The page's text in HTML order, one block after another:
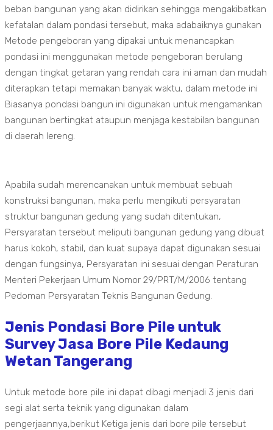
beban bangunan yang akan didirikan sehingga mengakibatkan
kefatalan dalam pondasi tersebut, maka adabaiknya gunakan
Metode pengeboran yang dipakai untuk menancapkan
pondasi ini menggunakan metode pengeboran berulang
dengan tingkat getaran yang rendah cara ini aman dan mudah
diterapkan tetapi memakan banyak waktu, dalam metode ini
Biasanya pondasi bangun ini digunakan untuk mengamankan
bangunan bertingkat ataupun menjaga kestabilan bangunan
di daerah lereng.
Apabila sudah merencanakan untuk membuat sebuah
konstruksi bangunan, maka perlu mengikuti persyaratan
struktur bangunan gedung yang sudah ditentukan,
Persyaratan tersebut meliputi bangunan gedung yang dibuat
harus kokoh, stabil, dan kuat supaya dapat digunakan sesuai
dengan fungsinya, Persyaratan ini sesuai dengan Peraturan
Menteri Pekerjaan Umum Nomor 29/PRT/M/2006 tentang
Pedoman Persyaratan Teknis Bangunan Gedung.
Jenis Pondasi Bore Pile untuk
Survey Jasa Bore Pile Kedaung
Wetan Tangerang
Untuk metode bore pile ini dapat dibagi menjadi 3 jenis dari
segi alat serta teknik yang digunakan dalam
pengerjaannya,berikut Ketiga jenis dari bore pile tersebut